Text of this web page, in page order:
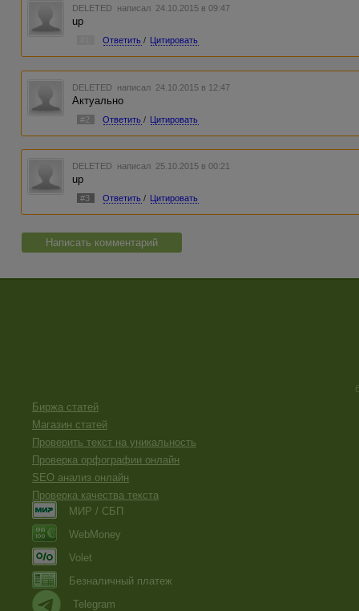
DELETED написал 24.10.2015 в 09:47
up
Ответить / Цитировать
DELETED написал 24.10.2015 в 12:47
Актуально
#2 Ответить / Цитировать
DELETED написал 25.10.2015 в 00:21
up
#3 Ответить / Цитировать
Написать комментарий
Биржа статей
Магазин статей
Проверить текст на уникальность
Проверка орфографии онлайн
SEO анализ онлайн
Проверка качества текста
МИР / СБП
WebMoney
Volet
Безналичный платеж
Telegram